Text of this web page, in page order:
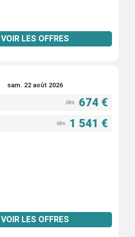
VOIR LES OFFRES
sam. 22 août 2026
dès 674 €
dès 1 541 €
VOIR LES OFFRES